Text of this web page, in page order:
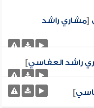
[مشاري راشد
راشد العفاسي]
]